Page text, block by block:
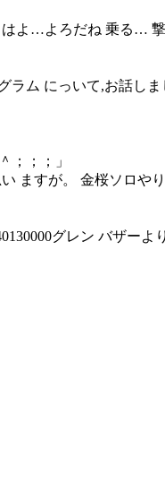
よ…よろだね 乗る…
ム にっいて,お話し
；；；」
ますが。 金桜ソロ
グレン バザー